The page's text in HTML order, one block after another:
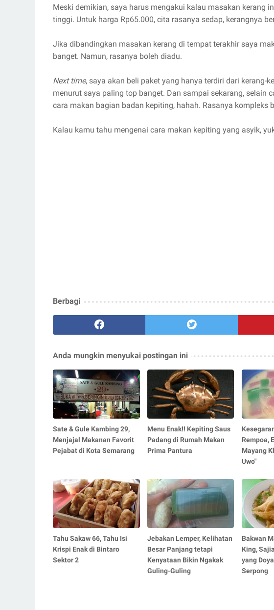
Meski demikian, saya harus mengakui kalau masakan kerang
tinggi. Untuk harga Rp65.000, cita rasanya sedap, kerangnya
Jika dibandingkan masakan kerang di tempat terakhir saya
banget. Namun, rasanya boleh diadu.
Next time, saya akan beli paket yang hanya terdiri dari kerang-
menurut saya paling top banget. Dan sampai sekarang, selain
cara makan bagian badan kepiting, hahah. Rasanya kompleks
Kalau kamu tahu mengenai cara makan kepiting yang asyik,
Berbagi
Anda mungkin menyukai postingan ini
Sate & Gule Kambing 29,
Menjajal Makanan Favorit
Pejabat di Kota Semarang
Menu Enak!! Kepiting Saus
Padang di Rumah Makan
Prima Pantura
Rempoa,
Mayang
Uwo"
Tahu Sakaw 66, Tahu Isi
Krispi Enak di Bintaro
Sektor 2
Jebakan Lemper, Kelihatan
Besar Panjang tetapi
Kenyataan Bikin Ngakak
Guling-Guling
Bakwan
King,
yang
Serpong